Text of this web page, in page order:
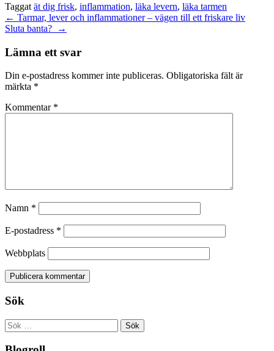
Taggat ät dig frisk, inflammation, läka levern, läka tarmen
Inläggsnavigering
← Tarmar, lever och inflammationer – vägen till ett friskare liv
Sluta banta?
→
Lämna ett svar
Din e-postadress kommer inte publiceras. Obligatoriska fält är
märkta *
Kommentar *
Namn *
E-postadress *
Webbplats
Sök
Sök
efter: